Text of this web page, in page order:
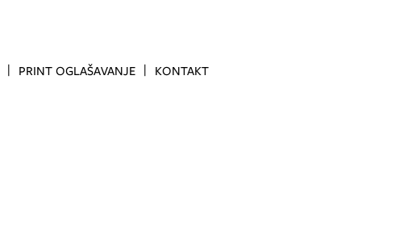
PRINT OGLAŠAVANJE KONTAKT